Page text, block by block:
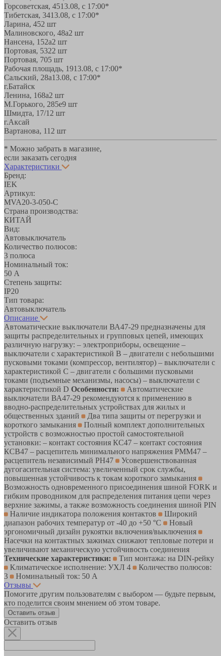
Горсоветская, 4513.08, с 17:00*
Тибетская, 3413.08, с 17:00*
Ларина, 452 шт
Малиновского, 48а2 шт
Нансена, 152а2 шт
Портовая, 5322 шт
Портовая, 705 шт
Рабочая площадь, 1913.08, с 17:00*
Сальский, 28a13.08, с 17:00*
г.Батайск
Ленина, 168а2 шт
М.Горького, 285е9 шт
Шмидта, 17/1 2 шт
г.Аксай
Вартанова, 11 2 шт
* Можно забрать в магазине,
если заказать сегодня
Характеристики
Бренд:
IEK
Артикул:
MVA20-3-050-C
Страна производства:
КИТАЙ
Вид:
Автовыключатель
Количество полюсов:
3 полюса
Номинальный ток:
50 А
Степень защиты:
IP20
Тип товара:
Автовыключатель
Описание
Автоматические выключатели ВА47-29 предназначены для
защиты распределительных и групповых цепей, имеющих
различную нагрузку: – электроприборы, освещение –
выключатели с характеристикой В – двигатели с небольшими
пусковыми токами (компрессор, вентилятор) – выключатели с
характеристикой C – двигатели с большими пусковыми
токами (подъемные механизмы, насосы) – выключатели с
характеристикой D Особенности:
Автоматические
выключатели ВА47-29 рекомендуются к применению в
вводно-распределительных устройствах для жилых и
общественных зданий
Два типа защиты от перегрузки и
короткого замыкания
Полный комплект дополнительных
устройств с возможностью простой самостоятельной
установки: – контакт состояния КС47 – контакт состояния
КСВ47 – расцепитель минимального напряжения РММ47 –
расцепитель независимый РН47
Усовершенствованная
дугогасительная система: увеличенный срок службы,
повышенная устойчивость к токам короткого замыкания
Возможность одновременного присоединения шиной FORK и
гибким проводником для распределения питания цепи через
верхние зажимы, а также возможность соединения шиной PIN
Наличие индикатора положения контактов
Широкий
диапазон рабочих температур от -40 до +50 °С
Новый
эргономичный дизайн рукоятки включения/выключения
Насечки на контактных зажимах снижают тепловые потери и
увеличивают механическую устойчивость соединения
Технические характеристики:
Тип монтажа: на DIN-рейку
Климатическое исполнение: УХЛ 4
Количество полюсов:
3
Номинальный ток: 50 А
Отзывы
Помогите другим пользователям с выбором — будьте первым,
кто поделится своим мнением об этом товаре.
Оставить отзыв
Оставить отзыв